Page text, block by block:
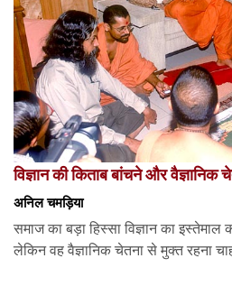
विज्ञान की किताब बांचने और वैज्ञानिक
अनिल चमड़िया
समाज का बड़ा हिस्सा विज्ञान का
लेकिन वह वैज्ञानिक चेतना से मुक्त रहना